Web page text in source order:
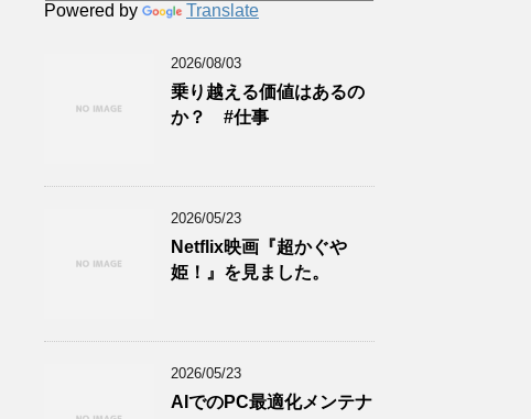
Powered by Translate
2026/08/03
乗り越える価値はあるの
か？ #仕事
2026/05/23
Netflix映画『超かぐや
姫！』を見ました。
2026/05/23
AIでのPC最適化メンテナ